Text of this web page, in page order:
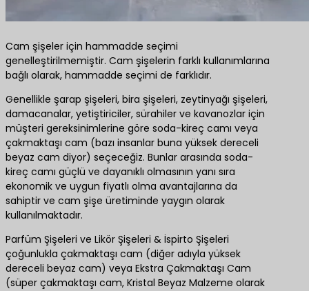
Cam şişeler için hammadde seçimi
genelleştirilmemiştir. Cam şişelerin farklı kullanımlarına
bağlı olarak, hammadde seçimi de farklıdır.
Genellikle şarap şişeleri, bira şişeleri, zeytinyağı şişeleri,
damacanalar, yetiştiriciler, sürahiler ve kavanozlar için
müşteri gereksinimlerine göre soda-kireç camı veya
çakmaktaşı cam (bazı insanlar buna yüksek dereceli
beyaz cam diyor) seçeceğiz. Bunlar arasında soda-
kireç camı güçlü ve dayanıklı olmasının yanı sıra
ekonomik ve uygun fiyatlı olma avantajlarına da
sahiptir ve cam şişe üretiminde yaygın olarak
kullanılmaktadır.
Parfüm Şişeleri ve Likör Şişeleri & İspirto Şişeleri
çoğunlukla çakmaktaşı cam (diğer adıyla yüksek
dereceli beyaz cam) veya Ekstra Çakmaktaşı Cam
(süper çakmaktaşı cam, Kristal Beyaz Malzeme olarak